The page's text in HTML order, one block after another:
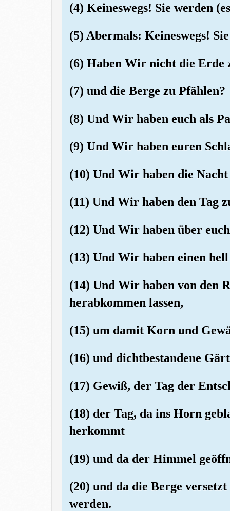
(4) Keineswegs! Sie werden
(5) Abermals: Keineswegs!
(6) Haben Wir nicht die Erde
(7) und die Berge zu Pfählen?
(8) Und Wir haben euch als
(9) Und Wir haben euren
(10) Und Wir haben die
(11) Und Wir haben den Tag
(12) Und Wir haben über
(13) Und Wir haben einen
(14) Und Wir haben von den
herabkommen lassen,
(15) um damit Korn und
(16) und dichtbestandene
(17) Gewiß, der Tag der
(18) der Tag, da ins Horn
herkommt
(19) und da der Himmel
(20) und da die Berge
werden.